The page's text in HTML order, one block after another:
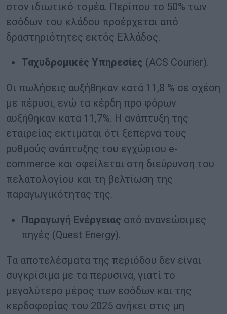
στον ιδιωτικό τομέα. Περίπου το 50% των
εσόδων του κλάδου προέρχεται από
δραστηριότητες εκτός Ελλάδος.
Ταχυδρομικές Υπηρεσίες (ACS Courier).
Οι πωλήσεις αυξήθηκαν κατά 11,8 % σε σχέση
με πέρυσι, ενώ τα κέρδη προ φόρων
αυξήθηκαν κατά 11,7%. Η ανάπτυξη της
εταιρείας εκτιμάται ότι ξεπερνά τους
ρυθμούς ανάπτυξης του εγχώριου e-
commerce και οφείλεται στη διεύρυνση του
πελατολογίου και τη βελτίωση της
παραγωγικότητας της.
Παραγωγή Ενέργειας από ανανεώσιμες
πηγές (Quest Energy).
Τα αποτελέσματα της περιόδου δεν είναι
συγκρίσιμα με τα περυσινά, γιατί το
μεγαλύτερο μέρος των εσόδων και της
κερδοφορίας του 2025 ανήκει στις μη